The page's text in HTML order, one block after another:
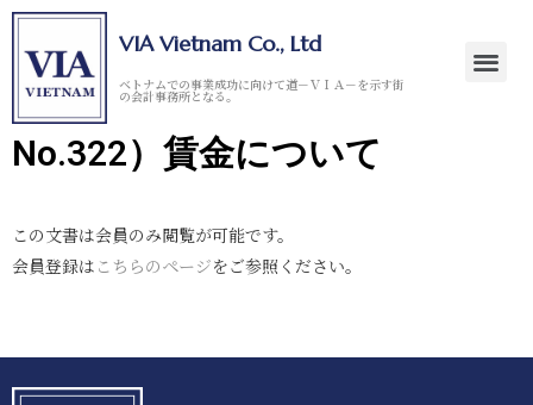
VIA Vietnam Co., Ltd
ベトナムでの事業成功に向けて道－ＶＩＡ－を示す街
の会計事務所となる。
No.322）賃金について
この文書は会員のみ閲覧が可能です。
会員登録は こちらのページをご参照ください。